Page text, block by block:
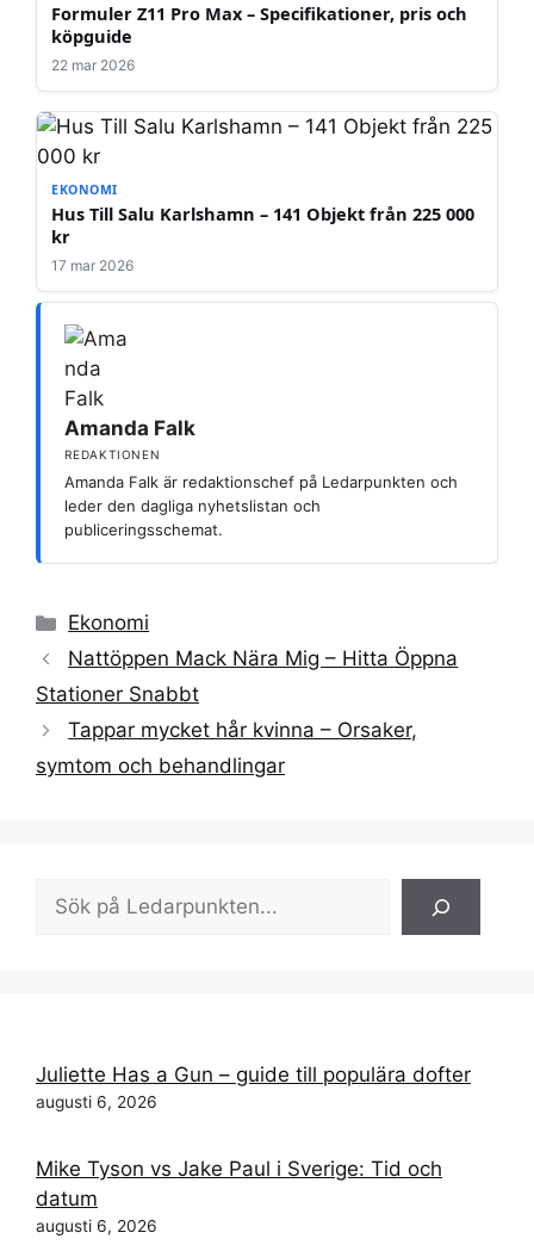
Formuler Z11 Pro Max – Specifikationer, pris och
köpguide
22 mar 2026
EKONOMI
Hus Till Salu Karlshamn – 141 Objekt från 225 000
kr
17 mar 2026
Amanda Falk
REDAKTIONEN
Amanda Falk är redaktionschef på Ledarpunkten och
leder den dagliga nyhetslistan och
publiceringsschemat.
Kategorier
Ekonomi
Nattöppen Mack Nära Mig – Hitta Öppna
Stationer Snabbt
Tappar mycket hår kvinna – Orsaker,
symtom och behandlingar
Sök
Juliette Has a Gun – guide till populära dofter
augusti 6, 2026
Mike Tyson vs Jake Paul i Sverige: Tid och
datum
augusti 6, 2026